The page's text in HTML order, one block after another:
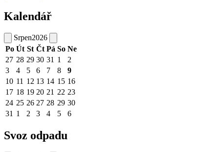
Kalendář
Srpen2026
Po Út St Čt Pá So Ne
27 28 29 30 31 1
2
3
4 5 6 7 8
9
10 11 12 13 14 15 16
17 18 19 20 21 22 23
24 25 26 27 28 29 30
31 1 2 3 4 5 6
Svoz odpadu